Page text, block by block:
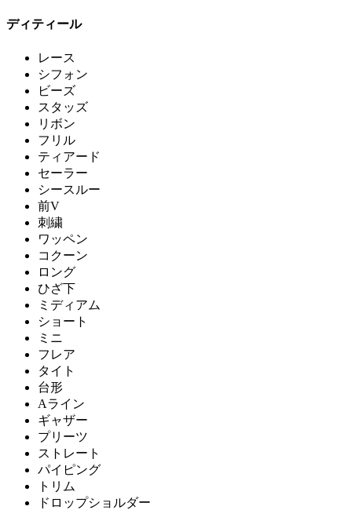
ディティール
レース
シフォン
ビーズ
スタッズ
リボン
フリル
ティアード
セーラー
シースルー
前V
刺繍
ワッペン
コクーン
ロング
ひざ下
ミディアム
ショート
ミニ
フレア
タイト
台形
Aライン
ギャザー
プリーツ
ストレート
パイピング
トリム
ドロップショルダー